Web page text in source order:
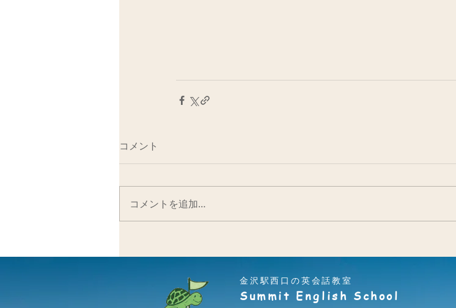
コメント
コメントを追加…
金沢駅西口の英会話教室
Summit English School